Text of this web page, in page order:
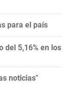
para el país
del 5,16% en los
noticias"